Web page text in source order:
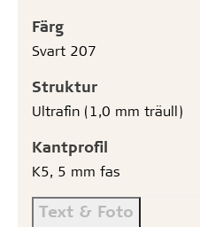
Färg
Svart 207
Struktur
Ultrafin (1,0 mm träull)
Kantprofil
K5, 5 mm fas
Text & Foto